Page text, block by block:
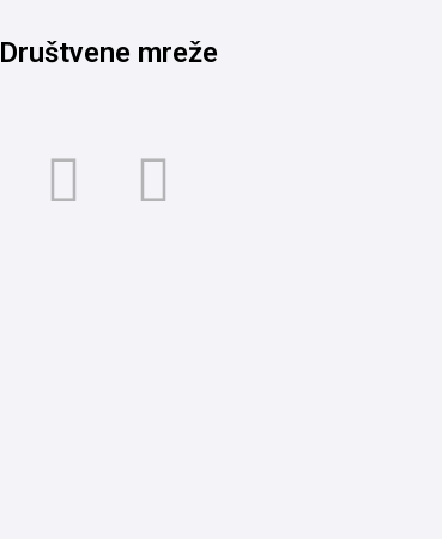
Društvene mreže